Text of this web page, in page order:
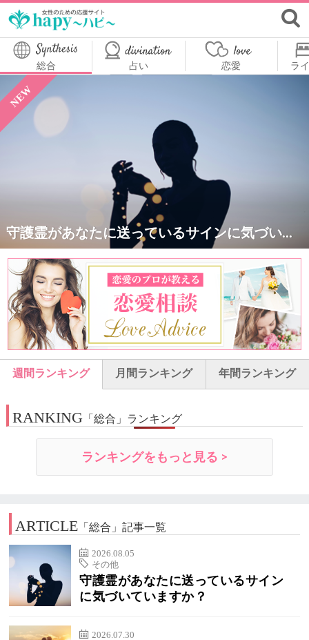
総合 占い 恋愛 ラ
NEW
守護霊があなたに送っているサインに気づい...
週間ランキング 月間ランキング 年間ランキング
RANKING「総合」ランキング
ランキングをもっと見る >
ARTICLE 「総合」記事一覧
2026.08.05
その他
守護霊があなたに送っているサイン
に気づいていますか？
2026.07.30